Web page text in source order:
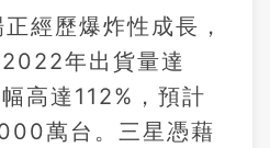
經歷爆炸性成長，
年出貨量達
高達112%，預計
萬台。三星憑藉